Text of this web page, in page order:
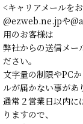
<キャリアメールを
@ezweb.ne.jpや
用のお客様は
弊社からの送信メー
ださい。
文字量の制限やPC
ルが届かない事があ
通常２営業日以内に
りますので、